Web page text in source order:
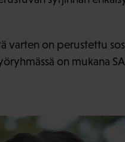
varten on perustettu
on mukana